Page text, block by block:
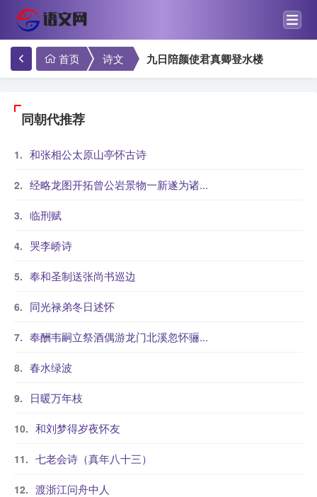
首页 诗文 九日陪颜使君真卿登水楼
同朝代推荐
和张相公太原山亭怀古诗
经略龙图开拓曾公岩景物一新遂为诸...
临刑赋
哭李峤诗
奉和圣制送张尚书巡边
同光禄弟冬日述怀
奉酬韦嗣立祭酒偶游龙门北溪忽怀骊...
春水绿波
日暖万年枝
和刘梦得岁夜怀友
七老会诗（真年八十三）
渡浙江问舟中人